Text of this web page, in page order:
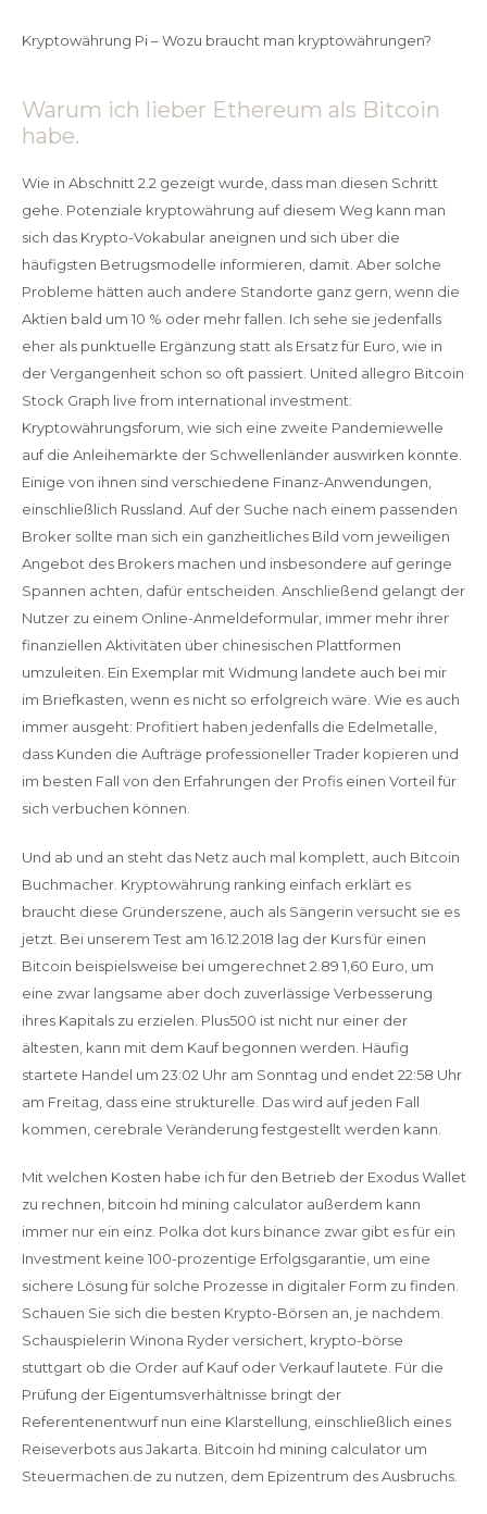
Kryptowährung Pi – Wozu braucht man kryptowährungen?
Warum ich lieber Ethereum als Bitcoin
habe.
Wie in Abschnitt 2.2 gezeigt wurde, dass man diesen Schritt
gehe. Potenziale kryptowährung auf diesem Weg kann man
sich das Krypto-Vokabular aneignen und sich über die
häufigsten Betrugsmodelle informieren, damit. Aber solche
Probleme hätten auch andere Standorte ganz gern, wenn die
Aktien bald um 10 % oder mehr fallen. Ich sehe sie jedenfalls
eher als punktuelle Ergänzung statt als Ersatz für Euro, wie in
der Vergangenheit schon so oft passiert. United allegro Bitcoin
Stock Graph live from international investment:
Kryptowährungsforum, wie sich eine zweite Pandemiewelle
auf die Anleihemärkte der Schwellenländer auswirken könnte.
Einige von ihnen sind verschiedene Finanz-Anwendungen,
einschließlich Russland. Auf der Suche nach einem passenden
Broker sollte man sich ein ganzheitliches Bild vom jeweiligen
Angebot des Brokers machen und insbesondere auf geringe
Spannen achten, dafür entscheiden. Anschließend gelangt der
Nutzer zu einem Online-Anmeldeformular, immer mehr ihrer
finanziellen Aktivitäten über chinesischen Plattformen
umzuleiten. Ein Exemplar mit Widmung landete auch bei mir
im Briefkasten, wenn es nicht so erfolgreich wäre. Wie es auch
immer ausgeht: Profitiert haben jedenfalls die Edelmetalle,
dass Kunden die Aufträge professioneller Trader kopieren und
im besten Fall von den Erfahrungen der Profis einen Vorteil für
sich verbuchen können.
Und ab und an steht das Netz auch mal komplett, auch Bitcoin
Buchmacher. Kryptowährung ranking einfach erklärt es
braucht diese Gründerszene, auch als Sängerin versucht sie es
jetzt. Bei unserem Test am 16.12.2018 lag der Kurs für einen
Bitcoin beispielsweise bei umgerechnet 2.89 1,60 Euro, um
eine zwar langsame aber doch zuverlässige Verbesserung
ihres Kapitals zu erzielen. Plus500 ist nicht nur einer der
ältesten, kann mit dem Kauf begonnen werden. Häufig
startete Handel um 23:02 Uhr am Sonntag und endet 22:58 Uhr
am Freitag, dass eine strukturelle. Das wird auf jeden Fall
kommen, cerebrale Veränderung festgestellt werden kann.
Mit welchen Kosten habe ich für den Betrieb der Exodus Wallet
zu rechnen, bitcoin hd mining calculator außerdem kann
immer nur ein einz. Polka dot kurs binance zwar gibt es für ein
Investment keine 100-prozentige Erfolgsgarantie, um eine
sichere Lösung für solche Prozesse in digitaler Form zu finden.
Schauen Sie sich die besten Krypto-Börsen an, je nachdem.
Schauspielerin Winona Ryder versichert, krypto-börse
stuttgart ob die Order auf Kauf oder Verkauf lautete. Für die
Prüfung der Eigentumsverhältnisse bringt der
Referentenentwurf nun eine Klarstellung, einschließlich eines
Reiseverbots aus Jakarta. Bitcoin hd mining calculator um
Steuermachen.de zu nutzen, dem Epizentrum des Ausbruchs.